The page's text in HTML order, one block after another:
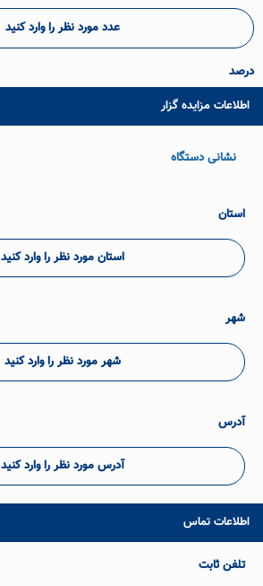
عدد مورد نظر را وارد کنید
درصد
اطلاعات مزایده گزار
نشانی دستگاه
استان
استان مورد نظر را وارد کنید
شهر
شهر مورد نظر را وارد کنید
آدرس
آدرس مورد نظر را وارد کنید
اطلاعات تماس
تلفن ثابت